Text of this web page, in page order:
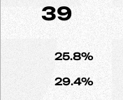
39
25.8%
29.4%